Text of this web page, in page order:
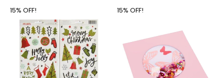
15% OFF! 15% OFF!